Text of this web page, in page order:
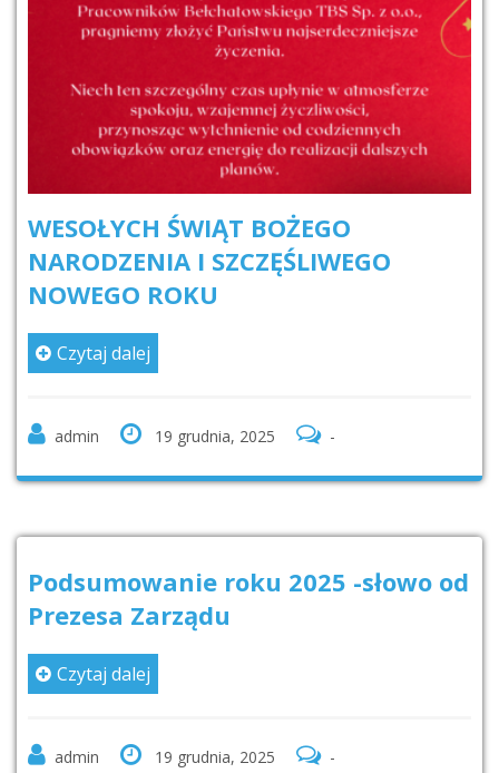
WESOŁYCH ŚWIĄT BOŻEGO
NARODZENIA I SZCZĘŚLIWEGO
NOWEGO ROKU
Czytaj dalej
admin 19 grudnia, 2025 -
Podsumowanie roku 2025 -słowo od
Prezesa Zarządu
Czytaj dalej
admin 19 grudnia, 2025 -